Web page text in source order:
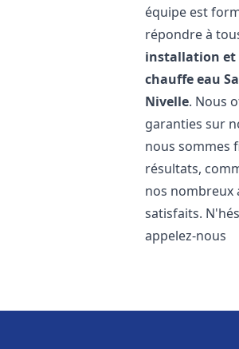
équipe est
répondre à
installation et
chauffe eau
Nivelle. Nous
garanties sur
nous sommes
résultats,
nos nombreux
satisfaits.
appelez-nous